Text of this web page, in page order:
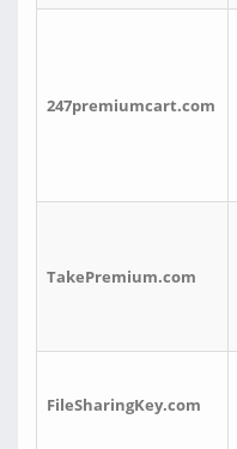
247premiumcart.com
TakePremium.com
FileSharingKey.com